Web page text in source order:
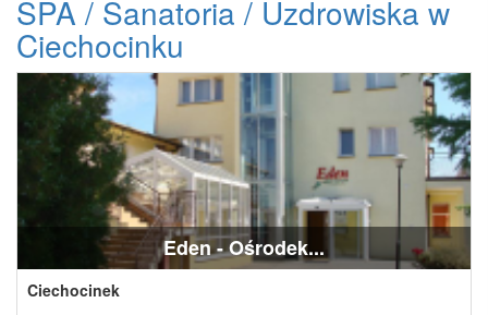
SPA / Sanatoria / Uzdrowiska w
Ciechocinku
Eden - Ośrodek...
Ciechocinek